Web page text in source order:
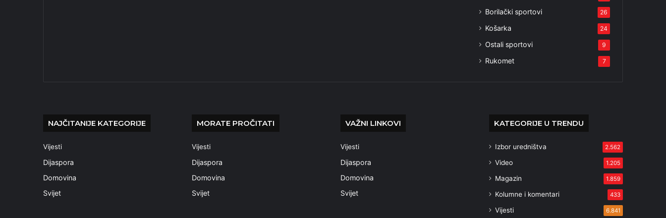
Borilački sportovi 26
Košarka 24
Ostali sportovi 9
Rukomet 7
NAJČITANIJE KATEGORIJE
Vijesti
Dijaspora
Domovina
Svijet
MORATE PROČITATI
Vijesti
Dijaspora
Domovina
Svijet
VAŽNI LINKOVI
Vijesti
Dijaspora
Domovina
Svijet
KATEGORIJE U TRENDU
Izbor uredništva 2.562
Video 1.205
Magazin 1.859
Kolumne i komentari 433
Vijesti 6.841